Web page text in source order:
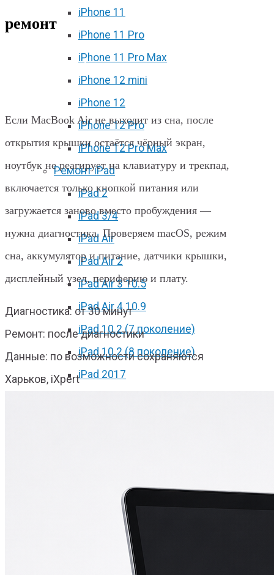
iPhone 11
iPhone 11 Pro
iPhone 11 Pro Max
iPhone 12 mini
iPhone 12
iPhone 12 Pro
iPhone 12 Pro Max
Ремонт iPad
iPad 2
iPad 3/4
iPad Air
iPad Air 2
iPad Air 3 10.5
iPad Air 4 10.9
iPad 10.2 (7 поколение)
iPad 10.2 (8 поколение)
iPad 2017
iPad Pro 11 2020
iPad Pro 12.9 2017
iPad Pro 12.9 2018
iPad Pro 12.9 2020
ремонт
MacBook Air не выходит из сна в
Харькове
Если MacBook Air не выходит из сна, после
открытия крышки остаётся чёрный экран,
ноутбук не реагирует на клавиатуру и трекпад,
включается только кнопкой питания или
загружается заново вместо пробуждения —
нужна диагностика. Проверяем macOS, режим
сна, аккумулятор и питание, датчики крышки,
дисплейный узел, периферию и плату.
Диагностика: от 30 минут
Ремонт: после диагностики
Данные: по возможности сохраняются
Харьков, iXpert